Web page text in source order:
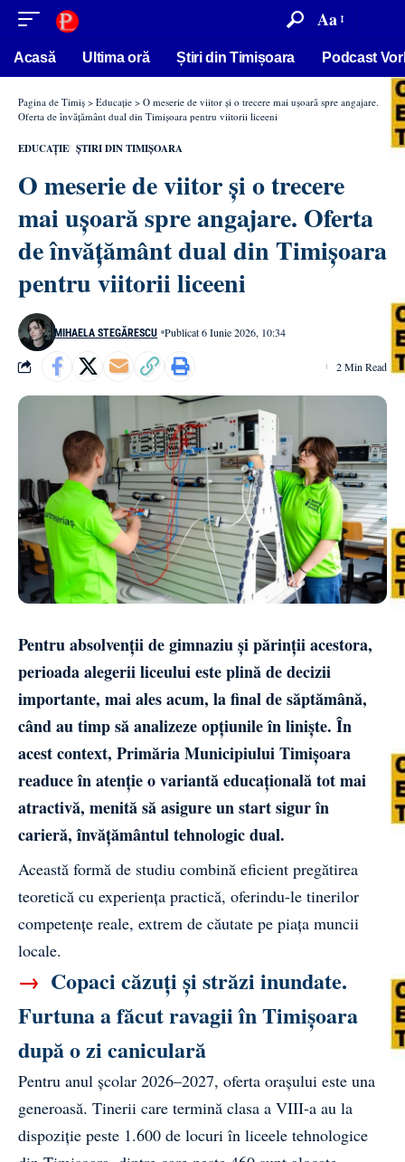
conținut Aa
Acasă Ultima oră Știri din Timișoara Podcast
Pagina de Timiș > Educație > O meserie de viitor și o trecere mai ușoară spre angajare.
Oferta de învățământ dual din Timișoara pentru viitorii liceeni
EDUCAȚIE ȘTIRI DIN TIMIȘOARA
O meserie de viitor și o trecere
mai ușoară spre angajare. Oferta
de învățământ dual din Timișoara
pentru viitorii liceeni
MIHAELA STEGĂRESCU Publicat 6 Iunie 2026, 10:34
2 Min Read
Pentru absolvenții de gimnaziu și părinții acestora,
perioada alegerii liceului este plină de decizii
importante, mai ales acum, la final de săptămână,
când au timp să analizeze opțiunile în liniște. În
acest context, Primăria Municipiului Timișoara
readuce în atenție o variantă educațională tot mai
atractivă, menită să asigure un start sigur în
carieră, învățământul tehnologic dual.
Această formă de studiu combină eficient pregătirea
teoretică cu experiența practică, oferindu-le tinerilor
competențe reale, extrem de căutate pe piața muncii
locale.
→ Copaci căzuți și străzi inundate.
Furtuna a făcut ravagii în Timișoara
după o zi caniculară
Pentru anul școlar 2026–2027, oferta orașului este una
generoasă. Tinerii care termină clasa a VIII-a au la
dispoziție peste 1.600 de locuri în liceele tehnologice